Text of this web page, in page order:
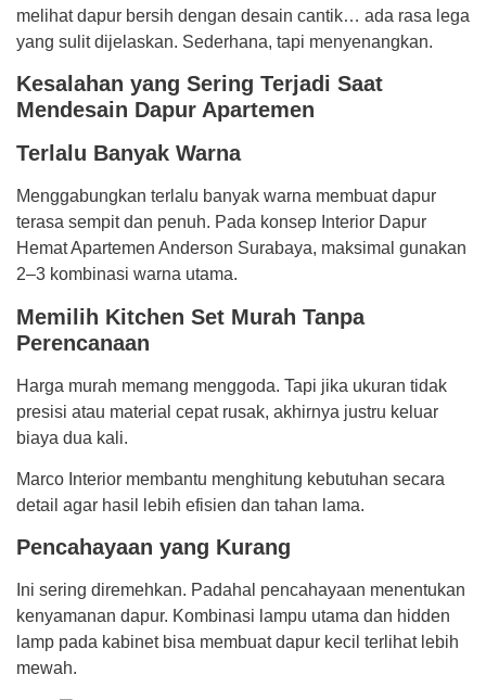
melihat dapur bersih dengan desain cantik… ada rasa lega
yang sulit dijelaskan. Sederhana, tapi menyenangkan.
Kesalahan yang Sering Terjadi Saat
Mendesain Dapur Apartemen
Terlalu Banyak Warna
Menggabungkan terlalu banyak warna membuat dapur
terasa sempit dan penuh. Pada konsep Interior Dapur
Hemat Apartemen Anderson Surabaya, maksimal gunakan
2–3 kombinasi warna utama.
Memilih Kitchen Set Murah Tanpa
Perencanaan
Harga murah memang menggoda. Tapi jika ukuran tidak
presisi atau material cepat rusak, akhirnya justru keluar
biaya dua kali.
Marco Interior membantu menghitung kebutuhan secara
detail agar hasil lebih efisien dan tahan lama.
Pencahayaan yang Kurang
Ini sering diremehkan. Padahal pencahayaan menentukan
kenyamanan dapur. Kombinasi lampu utama dan hidden
lamp pada kabinet bisa membuat dapur kecil terlihat lebih
mewah.